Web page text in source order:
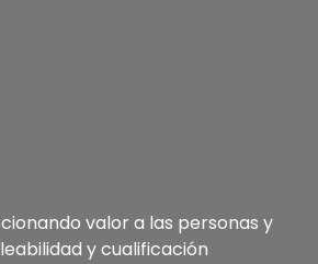
valor a las personas y
y cualificación